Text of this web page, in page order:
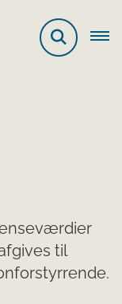
til